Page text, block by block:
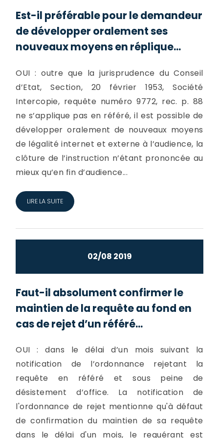
Est-il préférable pour le demandeur
de développer oralement ses
nouveaux moyens en réplique...
OUI : outre que la jurisprudence du Conseil
d’Etat, Section, 20 février 1953, Société
Intercopie, requête numéro 9772, rec. p. 88
ne s’applique pas en référé, il est possible de
développer oralement de nouveaux moyens
de légalité internet et externe à l’audience, la
clôture de l’instruction n’étant prononcée au
mieux qu’en fin d’audience...
LIRE LA SUITE
02/08 2019
Faut-il absolument confirmer le
maintien de la requête au fond en
cas de rejet d’un référé...
OUI : dans le délai d’un mois suivant la
notification de l’ordonnance rejetant la
requête en référé et sous peine de
désistement d’office. La notification de
l'ordonnance de rejet mentionne qu'à défaut
de confirmation du maintien de sa requête
dans le délai d'un mois, le requérant est